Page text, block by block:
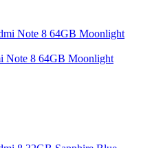
Note 8 64GB Moonlight